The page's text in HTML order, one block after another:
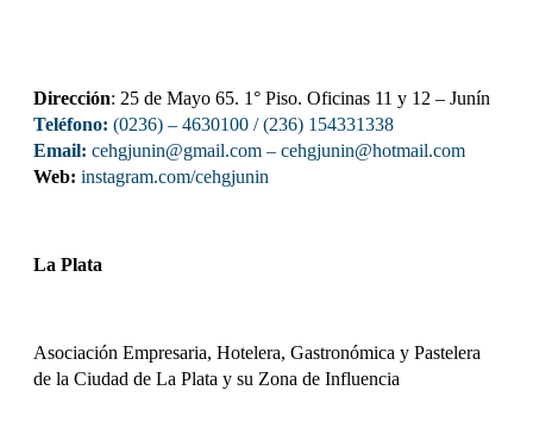
Dirección: 25 de Mayo 65. 1° Piso. Oficinas 11 y 12 – Junín
Teléfono: (0236) – 4630100 / (236) 154331338
Email: cehgjunin@gmail.com – cehgjunin@hotmail.com
Web: instagram.com/cehgjunin
La Plata
Asociación Empresaria, Hotelera, Gastronómica y Pastelera
de la Ciudad de La Plata y su Zona de Influencia